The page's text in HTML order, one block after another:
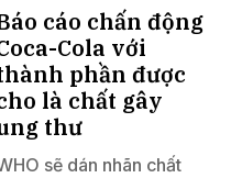
cáo chấn động
Cola với
phần được
là chất gây
thư
sẽ dán nhãn chất